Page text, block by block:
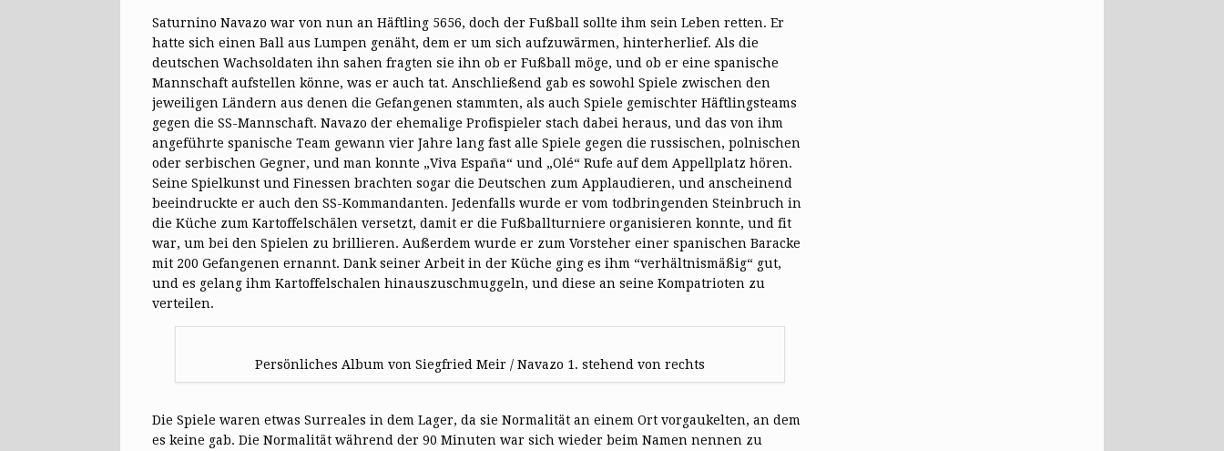
Saturnino Navazo war von nun an Häftling 5656, doch der Fußball sollte ihm sein Leben retten. Er
hatte sich einen Ball aus Lumpen genäht, dem er um sich aufzuwärmen, hinterherlief. Als die
deutschen Wachsoldaten ihn sahen fragten sie ihn ob er Fußball möge, und ob er eine spanische
Mannschaft aufstellen könne, was er auch tat. Anschließend gab es sowohl Spiele zwischen den
jeweiligen Ländern aus denen die Gefangenen stammten, als auch Spiele gemischter Häftlingsteams
gegen die SS-Mannschaft. Navazo der ehemalige Profispieler stach dabei heraus, und das von ihm
angeführte spanische Team gewann vier Jahre lang fast alle Spiele gegen die russischen, polnischen
oder serbischen Gegner, und man konnte „Viva España“ und „Olé“ Rufe auf dem Appellplatz hören.
Seine Spielkunst und Finessen brachten sogar die Deutschen zum Applaudieren, und anscheinend
beeindruckte er auch den SS-Kommandanten. Jedenfalls wurde er vom todbringenden Steinbruch in
die Küche zum Kartoffelschälen versetzt, damit er die Fußballturniere organisieren konnte, und fit
war, um bei den Spielen zu brillieren. Außerdem wurde er zum Vorsteher einer spanischen Baracke
mit 200 Gefangenen ernannt. Dank seiner Arbeit in der Küche ging es ihm “verhältnismäßig“ gut,
und es gelang ihm Kartoffelschalen hinauszuschmuggeln, und diese an seine Kompatrioten zu
verteilen.
Persönliches Album von Siegfried Meir / Navazo 1. stehend von rechts
Die Spiele waren etwas Surreales in dem Lager, da sie Normalität an einem Ort vorgaukelten, an dem
es keine gab. Die Normalität während der 90 Minuten war sich wieder beim Namen nennen zu